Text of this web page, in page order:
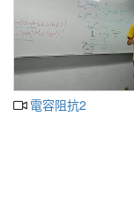
電容阻抗2